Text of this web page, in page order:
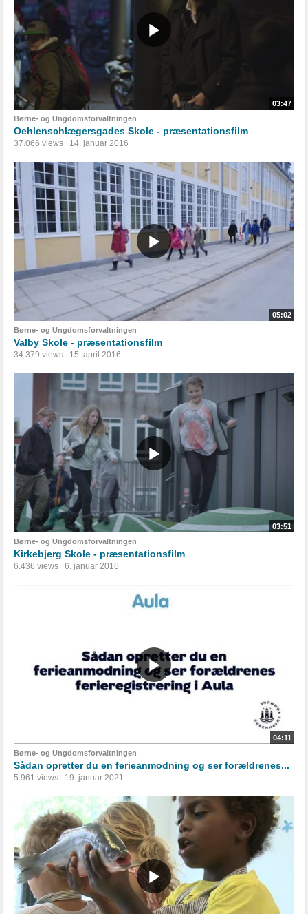
03:47
Børne- og Ungdomsforvaltningen
Oehlenschlægersgades Skole - præsentationsfilm
37.066 views 14. januar 2016
05:02
Børne- og Ungdomsforvaltningen
Valby Skole - præsentationsfilm
34.379 views 15. april 2016
03:51
Børne- og Ungdomsforvaltningen
Kirkebjerg Skole - præsentationsfilm
6.436 views 6. januar 2016
04:11
Børne- og Ungdomsforvaltningen
Sådan opretter du en ferieanmodning og ser forældrenes...
5.961 views 19. januar 2021